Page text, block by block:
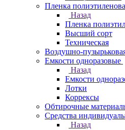
Пленка
Назад
Пленка
Высший сорт
Техническая
Воздушно-
Емкости одноразовые
Назад
Емкости
Лотки
Коррексы
Обтирочные
Средства
Назад